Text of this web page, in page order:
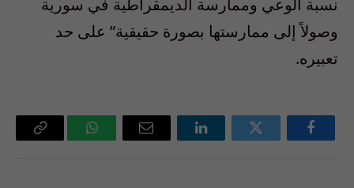
وصولاً إلى ممارستها بصورة حقيقية” على حد
تعبيره.
فيسبوك تويتر لينكدإن
البريد
واتساب Copy